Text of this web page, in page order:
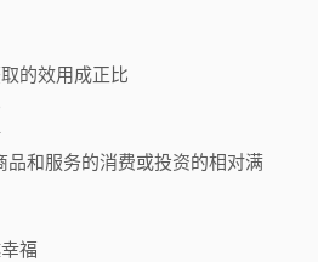
的效用成正比
品和服务的消费或投资的相对满
福